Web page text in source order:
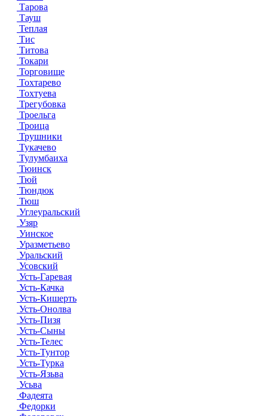
Тарова
Тауш
Теплая
Тис
Титова
Токари
Торговище
Тохтарево
Тохтуева
Трегубовка
Троельга
Троица
Трушники
Тукачево
Тулумбаиха
Тюинск
Тюй
Тюндюк
Тюш
Углеуральский
Узяр
Уинское
Уразметьево
Уральский
Усовский
Усть-Гаревая
Усть-Качка
Усть-Кишерть
Усть-Онолва
Усть-Пизя
Усть-Сыны
Усть-Телес
Усть-Тунтор
Усть-Турка
Усть-Язьва
Усьва
Фадеята
Федорки